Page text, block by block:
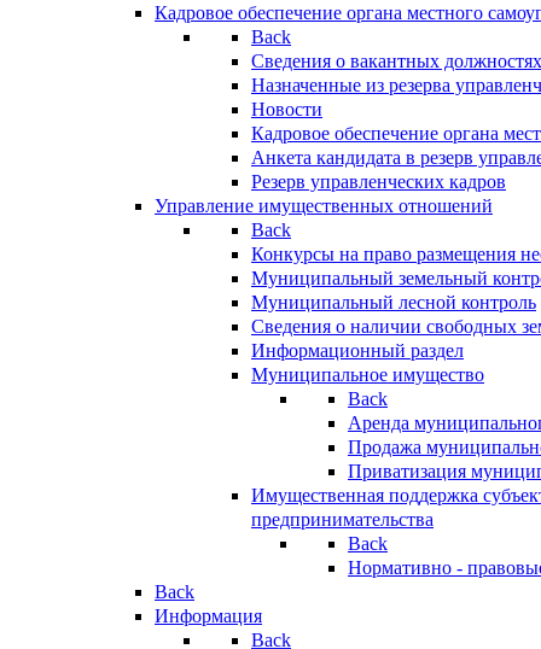
Кадровое обеспечение органа местного
Back
Сведения о вакантных
Назначенные из резерва
Новости
Кадровое обеспечение органа
Анкета кандидата в резерв
Резерв управленческих кадров
Управление имущественных отношений
Back
Конкурсы на право размещения
Муниципальный земельный
Муниципальный лесной контроль
Сведения о наличии свободных
Информационный раздел
Муниципальное имущество
Back
Аренда
Продажа
Приватизация
Имущественная поддержка
предпринимательства
Back
Нормативно -
Back
Информация
Back